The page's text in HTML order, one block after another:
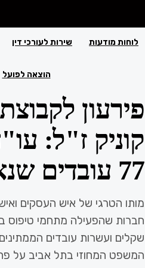
לוחות מודעות שירות לעורכי דין
הוצאה לפועל
בית המשפט
פירעון
קוניק ז"ל:
77 עובדים שנאבקים על שכרם
מותו הטרגי של איש העסקים
חברות שהפעילה מתחמי טיפוס
שקלים ועשרות עובדים
המשפט המחוזי בתל אביב על